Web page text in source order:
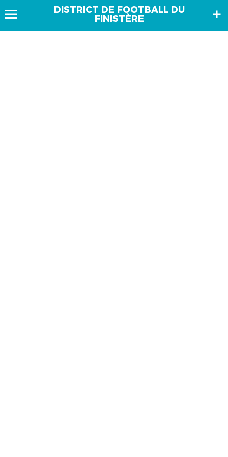
DISTRICT DE FOOTBALL DU
FINISTÈRE